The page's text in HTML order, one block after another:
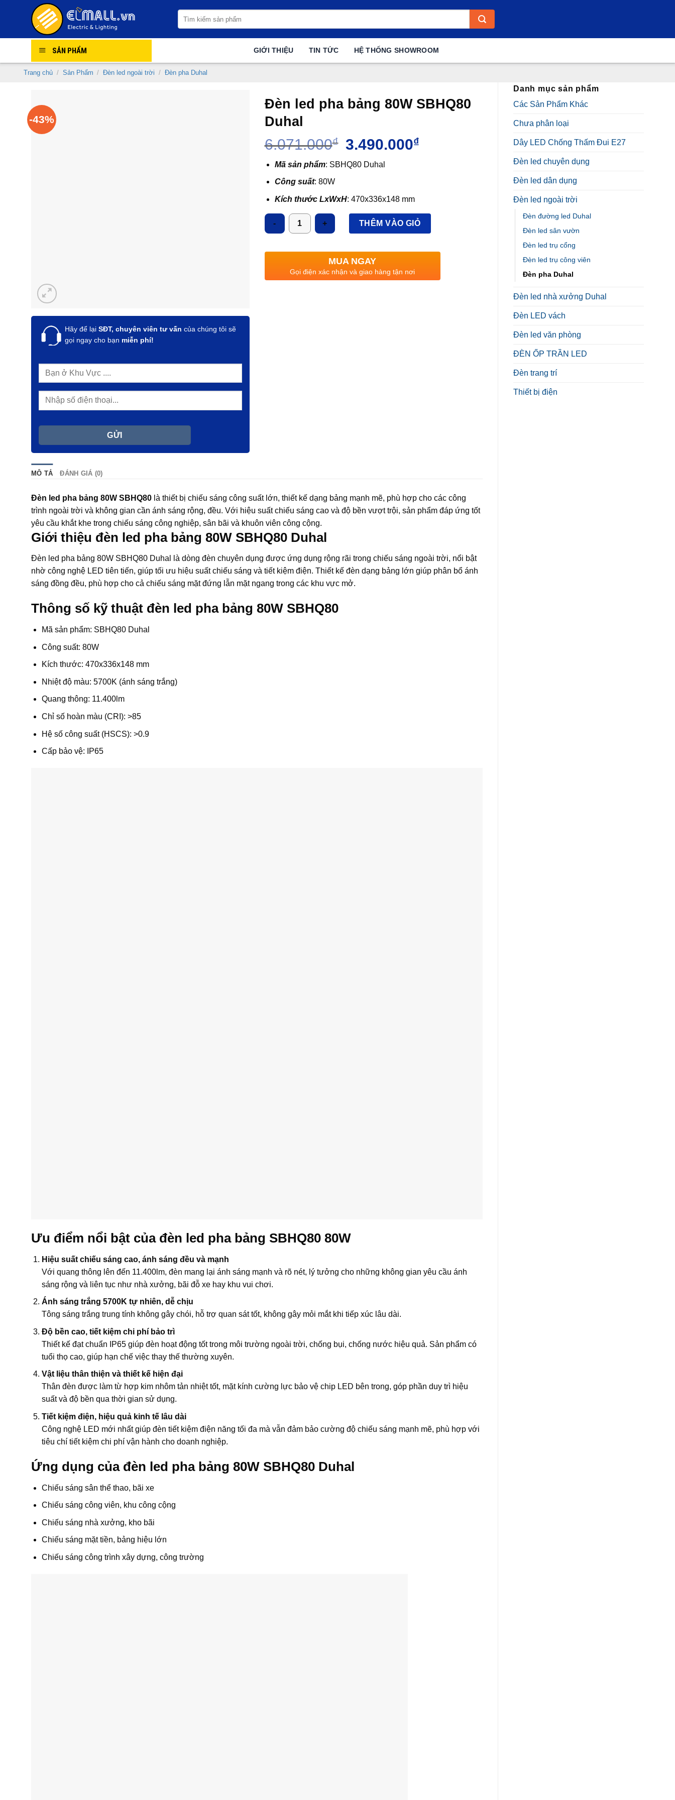
kiếm:
SẢN PHẨM GIỚI THIỆU TIN TỨC HỆ THỐNG SHOWROOM
Trang chủ / Sản Phẩm / Đèn led ngoài trời / Đèn pha Duhal
Danh mục sản phẩm
Các Sản Phẩm Khác
Chưa phân loại
Dây LED Chống Thấm Đui E27
Đèn led chuyên dụng
Đèn led dân dụng
Đèn led ngoài trời
Đèn đường led Duhal
Đèn led sân vườn
Đèn led trụ cổng
Đèn led trụ công viên
Đèn pha Duhal
Đèn led nhà xưởng Duhal
Đèn LED vách
Đèn led văn phòng
ĐÈN ỐP TRẦN LED
Đèn trang trí
Thiết bị điện
-43%
Hãy để lại SĐT, chuyên viên tư vấn của chúng tôi sẽ
gọi ngay cho bạn miễn phí!
Đèn led pha bảng 80W SBHQ80
Duhal
6.071.000₫
Giá
gốc
là:
3.490.000₫Giá
Mã sản phẩm: SBHQ80 Duhal
Công suất: 80W
Kích thước LxWxH: 470x336x148 mm
Ánh sáng : 5700K
Quang thông: 11400lm
CRI: >85
HSCS : >0.9
Số lượng
THÊM VÀO GIỎ
MUA NGAY
Gọi điện xác nhận và giao hàng tận nơi
MÔ TẢ ĐÁNH GIÁ (0)
Đèn led pha bảng 80W SBHQ80 là thiết bị chiếu sáng công suất lớn, thiết kế dạng bảng mạnh mẽ, phù hợp cho các công
trình ngoài trời và không gian cần ánh sáng rộng, đều. Với hiệu suất chiếu sáng cao và độ bền vượt trội, sản phẩm đáp ứng tốt
yêu cầu khắt khe trong chiếu sáng công nghiệp, sân bãi và khuôn viên công cộng.
Giới thiệu đèn led pha bảng 80W SBHQ80 Duhal
Đèn led pha bảng 80W SBHQ80 Duhal là dòng đèn chuyên dụng được ứng dụng rộng rãi trong chiếu sáng ngoài trời, nổi bật
nhờ công nghệ LED tiên tiến, giúp tối ưu hiệu suất chiếu sáng và tiết kiệm điện. Thiết kế đèn dạng bảng lớn giúp phân bổ ánh
sáng đồng đều, phù hợp cho cả chiếu sáng mặt đứng lẫn mặt ngang trong các khu vực mở.
Thông số kỹ thuật đèn led pha bảng 80W SBHQ80
Mã sản phẩm: SBHQ80 Duhal
Công suất: 80W
Kích thước: 470x336x148 mm
Nhiệt độ màu: 5700K (ánh sáng trắng)
Quang thông: 11.400lm
Chỉ số hoàn màu (CRI): >85
Hệ số công suất (HSCS): >0.9
Cấp bảo vệ: IP65
Ưu điểm nổi bật của đèn led pha bảng SBHQ80 80W
Hiệu suất chiếu sáng cao, ánh sáng đều và mạnh
Với quang thông lên đến 11.400lm, đèn mang lại ánh sáng mạnh và rõ nét, lý tưởng cho những không gian yêu cầu ánh
sáng rộng và liên tục như nhà xưởng, bãi đỗ xe hay khu vui chơi.
Ánh sáng trắng 5700K tự nhiên, dễ chịu
Tông sáng trắng trung tính không gây chói, hỗ trợ quan sát tốt, không gây mỏi mắt khi tiếp xúc lâu dài.
Độ bền cao, tiết kiệm chi phí bảo trì
Thiết kế đạt chuẩn IP65 giúp đèn hoạt động tốt trong môi trường ngoài trời, chống bụi, chống nước hiệu quả. Sản phẩm có
tuổi thọ cao, giúp hạn chế việc thay thế thường xuyên.
Vật liệu thân thiện và thiết kế hiện đại
Thân đèn được làm từ hợp kim nhôm tản nhiệt tốt, mặt kính cường lực bảo vệ chip LED bên trong, góp phần duy trì hiệu
suất và độ bền qua thời gian sử dụng.
Tiết kiệm điện, hiệu quả kinh tế lâu dài
Công nghệ LED mới nhất giúp đèn tiết kiệm điện năng tối đa mà vẫn đảm bảo cường độ chiếu sáng mạnh mẽ, phù hợp với
tiêu chí tiết kiệm chi phí vận hành cho doanh nghiệp.
Ứng dụng của đèn led pha bảng 80W SBHQ80 Duhal
Chiếu sáng sân thể thao, bãi xe
Chiếu sáng công viên, khu công cộng
Chiếu sáng nhà xưởng, kho bãi
Chiếu sáng mặt tiền, bảng hiệu lớn
Chiếu sáng công trình xây dựng, công trường